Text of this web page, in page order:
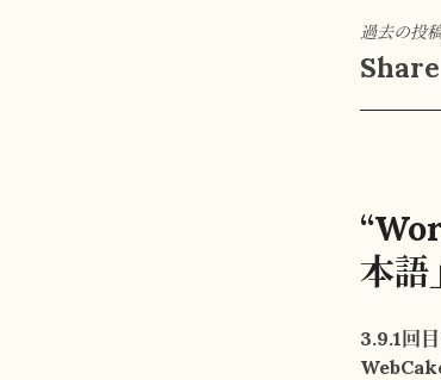
投
稿
ゲ
ー
ョ
過去の投
本語
3.9.1回